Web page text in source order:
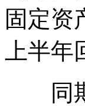
固定资
上半年
同期